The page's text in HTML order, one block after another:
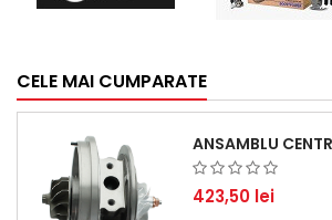
CELE MAI CUMPARATE
423,50 lei